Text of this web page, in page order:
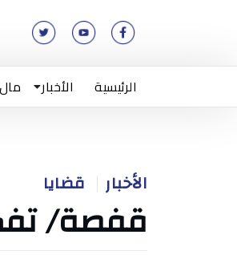
الرئيسية الأخبار
الأخبار قضايا
قفصة/